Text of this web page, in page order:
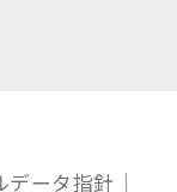
データ指針